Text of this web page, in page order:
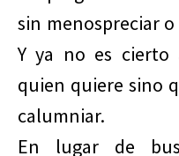
sin menospreciar
Y ya no es cierto
quien quiere sino
calumniar.
En lugar de